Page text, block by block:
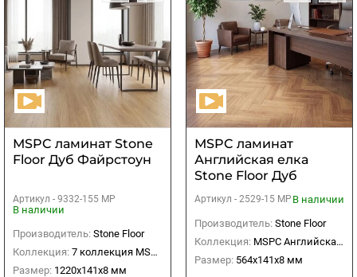
МSPC ламинат Stone
Floor Дуб Файрстоун
Артикул - 9332-155 MP
В наличии
Производитель: Stone Floor
Коллекция: 7 коллекция MSPC 8 мм
Размер: 1220x141х8 мм
МSPC ламинат
Английская елка
Stone Floor Дуб
Артикул - 2529-15 MР В наличии
Производитель: Stone Floor
Коллекция: МSPC Английская елка
Размер: 564x141х8 мм